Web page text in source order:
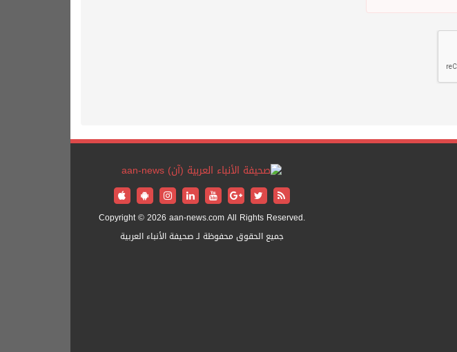
Copyright © 2026 aan-news.com All Rights Reserved.
جميع الحقوق محفوظة لـ صحيفة الأنباء العربية